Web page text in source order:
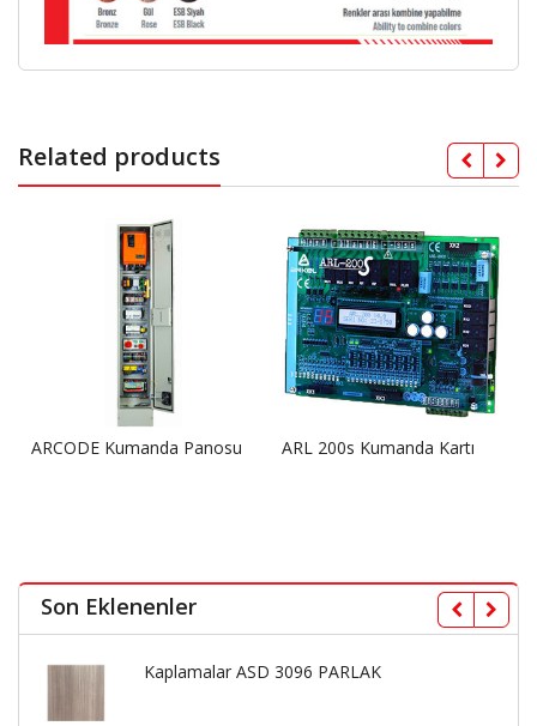
Related products
ARCODE Kumanda Panosu ARL 200s Kumanda Kartı
Son Eklenenler
Kaplamalar ASD 3096 PARLAK